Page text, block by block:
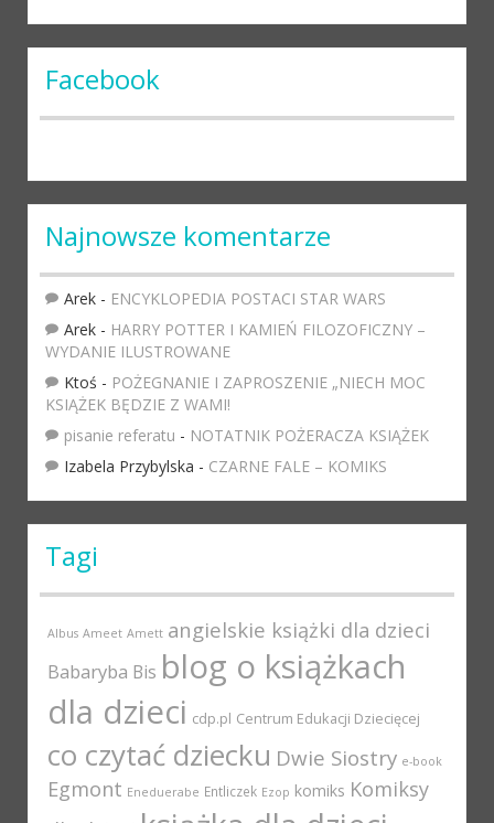
Facebook
Najnowsze komentarze
Arek - ENCYKLOPEDIA POSTACI STAR WARS
Arek - HARRY POTTER I KAMIEŃ FILOZOFICZNY –
WYDANIE ILUSTROWANE
Ktoś - POŻEGNANIE I ZAPROSZENIE „NIECH MOC
KSIĄŻEK BĘDZIE Z WAMI!
pisanie referatu - NOTATNIK POŻERACZA KSIĄŻEK
Izabela Przybylska - CZARNE FALE – KOMIKS
Tagi
Albus Ameet Amett angielskie książki dla dzieci
Babaryba Bis blog o książkach
dla dzieci cdp.pl Centrum Edukacji Dziecięcej
co czytać dziecku Dwie Siostry e-book
Egmont Eneduerabe Entliczek Ezop komiks Komiksy